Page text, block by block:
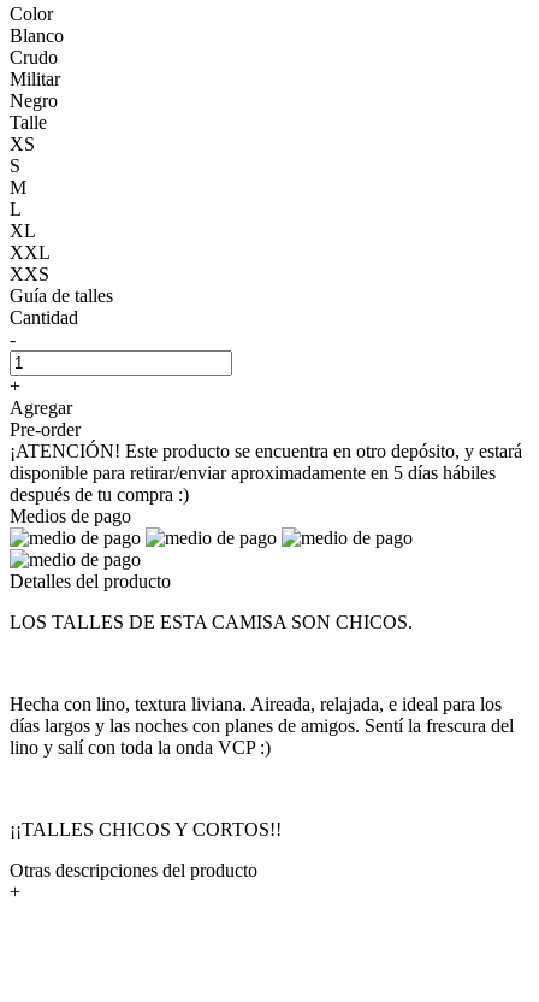
Color
Blanco
Crudo
Militar
Negro
Talle
XS
S
M
L
XL
XXL
XXS
Guía de talles
Cantidad
-
+
Agregar
Pre-order
¡ATENCIÓN! Este producto se encuentra en otro depósito, y estará
disponible para retirar/enviar aproximadamente en 5 días hábiles
después de tu compra :)
Medios de pago
Detalles del producto
LOS TALLES DE ESTA CAMISA SON CHICOS.
Hecha con lino, textura liviana. Aireada, relajada, e ideal para los
días largos y las noches con planes de amigos. Sentí la frescura del
lino y salí con toda la onda VCP :)
¡¡TALLES CHICOS Y CORTOS!!
Otras descripciones del producto
+